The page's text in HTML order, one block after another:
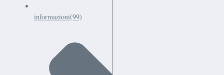
informazioni(99)